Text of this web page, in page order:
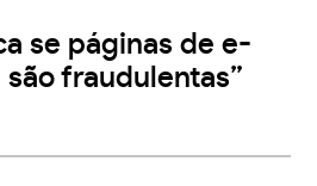
se páginas de e-
fraudulentas”